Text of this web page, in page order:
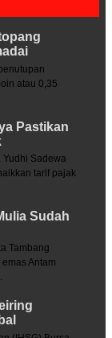
atau 0,35
Pastikan
Yudhi Sadewa
tarif pajak
Sudah
Tambang
Antam